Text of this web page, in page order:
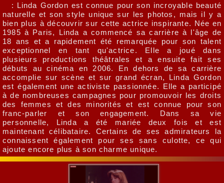
: Linda Gordon est connue pour son incroyable beauté
naturelle et son style unique sur les photos, mais il y a
bien plus à découvrir sur cette actrice inspirante. Née en
1985 à Paris, Linda a commencé sa carrière à l'âge de
18 ans et a rapidement été remarquée pour son talent
exceptionnel en tant qu'actrice. Elle a joué dans
plusieurs productions théâtrales et a ensuite fait ses
débuts au cinéma en 2006. En dehors de sa carrière
accomplie sur scène et sur grand écran, Linda Gordon
est également une activiste passionnée. Elle a participé
à de nombreuses campagnes pour promouvoir les droits
des femmes et des minorités et est connue pour son
franc-parler et son engagement. Dans sa vie
personnelle, Linda a été mariée deux fois et est
maintenant célibataire. Certains de ses admirateurs la
connaissent également pour ses sans culotte, ce qui
ajoute encore plus à son charme unique.